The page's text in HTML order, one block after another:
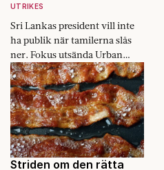
UTRIKES
Sri Lankas president vill inte
ha publik när tamilerna slås
ner. Fokus utsända Urban
Hamid och Martin von Krogh
har träffat dem som regimen
vill tysta.
Striden om den rätta